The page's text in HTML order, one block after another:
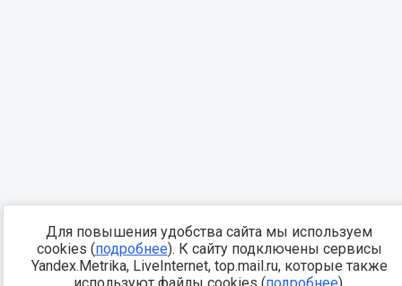
Для повышения удобства сайта мы используем
cookies (подробнее). К сайту подключены сервисы
Yandex.Metrika, LiveInternet, top.mail.ru, которые также